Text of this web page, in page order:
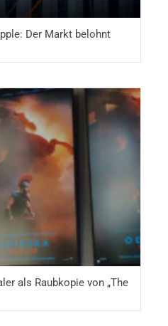
Der Markt belohnt
als Raubkopie von „The